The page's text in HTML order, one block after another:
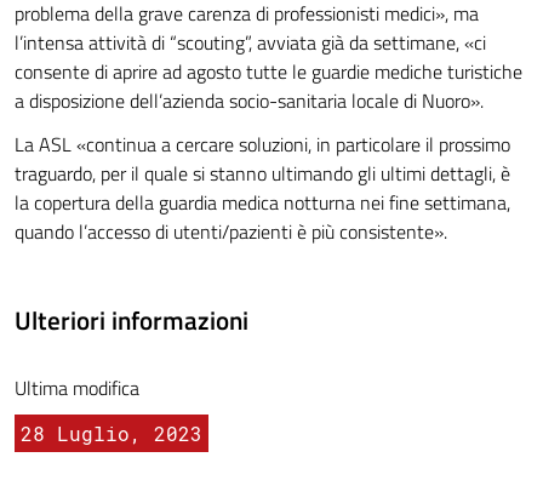
problema della grave carenza di professionisti medici», ma
l’intensa attività di “scouting”, avviata già da settimane, «ci
consente di aprire ad agosto tutte le guardie mediche turistiche
a disposizione dell’azienda socio-sanitaria locale di Nuoro».
La ASL «continua a cercare soluzioni, in particolare il prossimo
traguardo, per il quale si stanno ultimando gli ultimi dettagli, è
la copertura della guardia medica notturna nei fine settimana,
quando l’accesso di utenti/pazienti è più consistente».
Ulteriori informazioni
Ultima modifica
28 Luglio, 2023